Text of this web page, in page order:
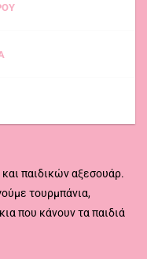
παιδικών αξεσουάρ.
τουρμπάνια,
που κάνουν τα παιδιά